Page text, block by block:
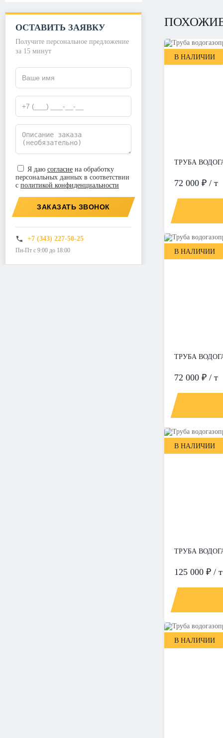
ОСТАВИТЬ ЗАЯВКУ
Получите персональное предложение
за 15 минут
Я даю согласие на обработку
персональных данных в соответствии
с политикой конфиденциальности
ЗАКАЗАТЬ ЗВОНОК
+7 (343) 227-50-25
Пн-Пт с 9:00 до 18:00
В НАЛИЧИИ
ТРУБА
72 000 ₽ / т
В НАЛИЧИИ
ТРУБА
72 000 ₽ / т
В НАЛИЧИИ
ТРУБА
125 000 ₽ / т
В НАЛИЧИИ